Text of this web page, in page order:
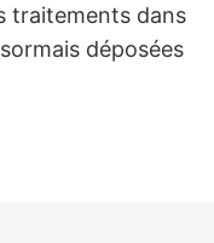
traitements dans
déposées